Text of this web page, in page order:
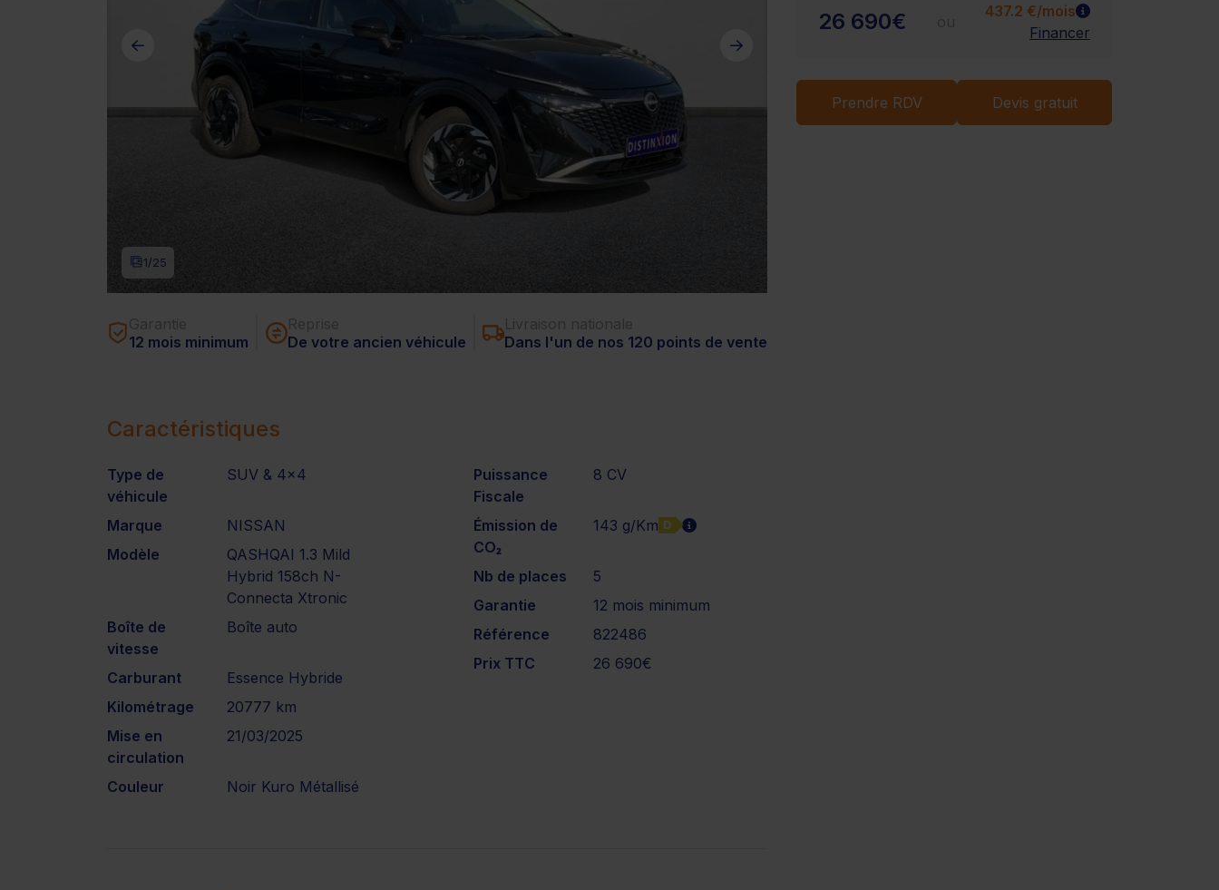
26 690€
437.2 €/mois
Financer
Prendre RDV Devis gratuit Chargement...
1/25
12 mois minimum
De votre ancien véhicule
Dans l'un de nos 120 points de vente
Caractéristiques
Type de
véhicule
SUV & 4x4
Marque
NISSAN
Modèle
QASHQAI 1.3 Mild
Hybrid 158ch N-
Connecta Xtronic
Boîte de
vitesse
Boîte auto
Carburant
Essence Hybride
Kilométrage
20777 km
Mise en
circulation
21/03/2025
Couleur Noir Kuro Métallisé
Puissance
Fiscale
8 CV
Émission de
CO₂
143 g/Km D
Nb de places
5
Garantie
12 mois minimum
Référence
822486
Prix TTC
26 690€